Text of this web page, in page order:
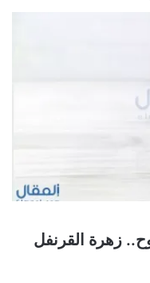
زهرة القرنفل